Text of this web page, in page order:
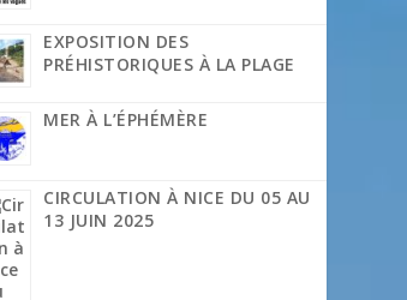
EXPOSITION DES
PRÉHISTORIQUES À LA PLAGE
MER À L’ÉPHÉMÈRE
CIRCULATION À NICE DU 05 AU
13 JUIN 2025